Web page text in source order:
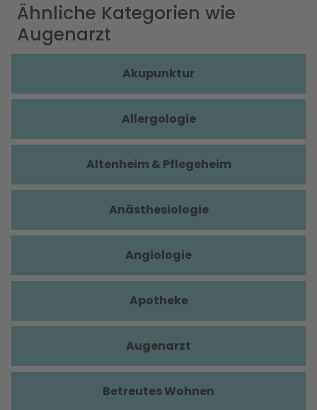
Ähnliche Kategorien wie
Augenarzt
Akupunktur
Allergologie
Altenheim & Pflegeheim
Anästhesiologie
Angiologie
Apotheke
Augenarzt
Betreutes Wohnen